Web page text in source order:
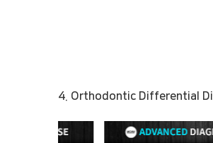
4. Orthodontic Differential